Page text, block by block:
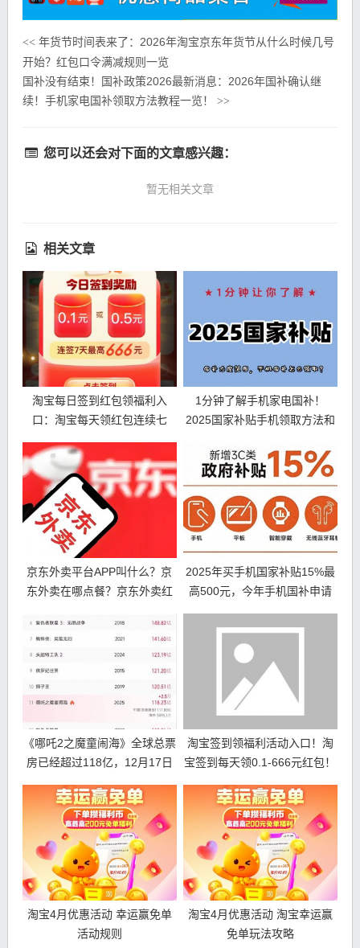
<<年货节时间表来了：2026年淘宝京东年货节从什么时候几号
开始？红包口令满减规则一览
国补没有结束！国补政策2026最新消息：2026年国补确认继
续！手机家电国补领取方法教程一览！ >>
您可以还会对下面的文章感兴趣：
暂无相关文章
相关文章
淘宝每日签到红包领福利入
口：淘宝每天领红包连续七
1分钟了解手机家电国补！
2025国家补贴手机领取方法和
京东外卖平台APP叫什么？京
东外卖在哪点餐？京东外卖红
2025年买手机国家补贴15%最
高500元，今年手机国补申请
《哪吒2之魔童闹海》全球总票
房已经超过118亿，12月17日
十名！
淘宝签到领福利活动入口！淘
宝签到每天领0.1-666元红包！
淘宝4月优惠活动 幸运赢免单
活动规则
淘宝4月优惠活动 淘宝幸运赢
免单玩法攻略